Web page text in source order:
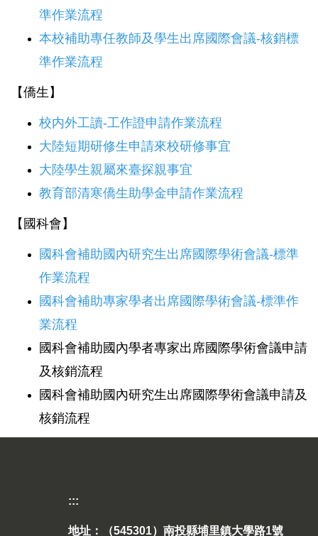
準作業流程
本校補助專任教師及學生出席國際會議-核銷標
準作業流程
【僑生】
校内外工讀-工作證申請作業流程
大陸短期研修生申請來校研修事宜
大陸學生親屬來臺探親事宜
教育部清寒僑生助學金申請作業流程
【國科會】
國科會補助國內研究生出席國際學術會議-標準
作業流程
國科會補助專家學者出席國際學術會議-標準作
業流程
國科會補助國內學者專家出席國際學術會議申請
及核銷流程
國科會補助國內研究生出席國際學術會議申請及
核銷流程
:::
地址：（545301）南投縣埔里鎮大學路1號